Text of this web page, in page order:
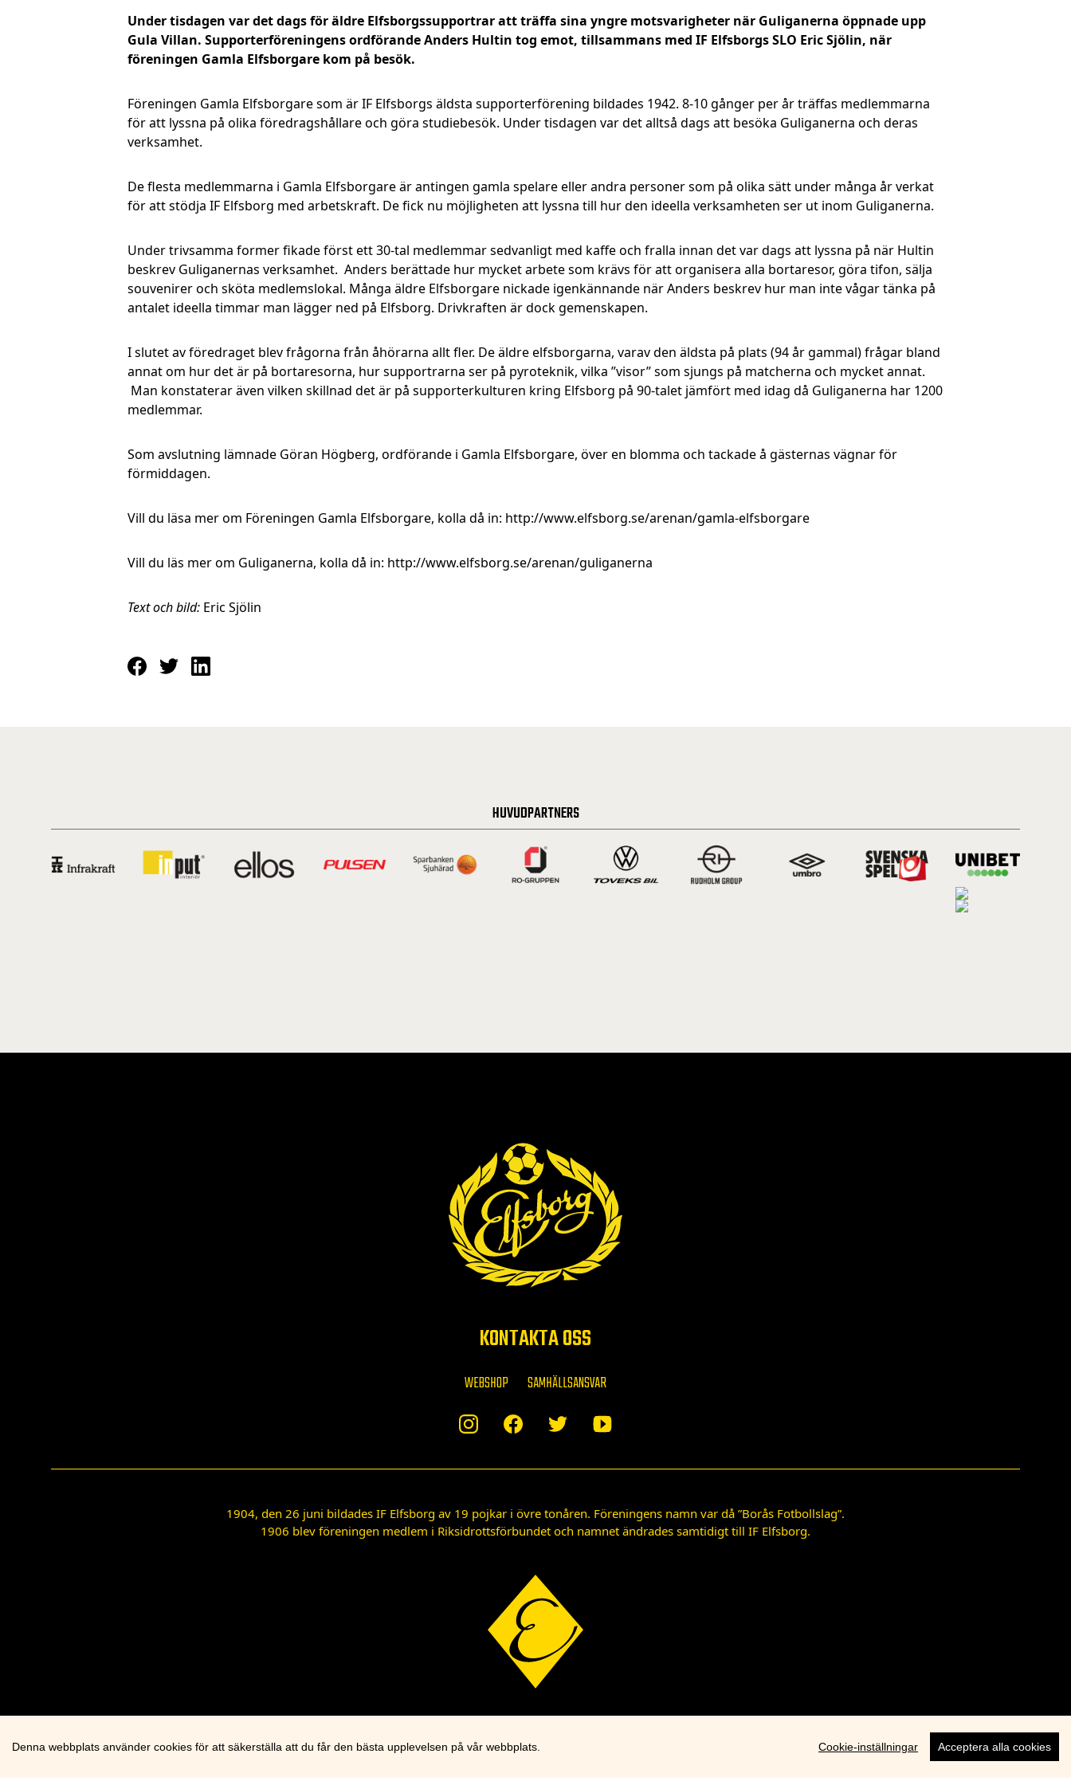
Under tisdagen var det dags för äldre Elfsborgssupportrar att träffa sina yngre motsvarigheter när Guliganerna öppnade upp
Gula Villan. Supporterföreningens ordförande Anders Hultin tog emot, tillsammans med IF Elfsborgs SLO Eric Sjölin, när
föreningen Gamla Elfsborgare kom på besök.
Föreningen Gamla Elfsborgare som är IF Elfsborgs äldsta supporterförening bildades 1942. 8-10 gånger per år träffas medlemmarna
för att lyssna på olika föredragshållare och göra studiebesök. Under tisdagen var det alltså dags att besöka Guliganerna och deras
verksamhet.
De flesta medlemmarna i Gamla Elfsborgare är antingen gamla spelare eller andra personer som på olika sätt under många år verkat
för att stödja IF Elfsborg med arbetskraft. De fick nu möjligheten att lyssna till hur den ideella verksamheten ser ut inom Guliganerna.
Under trivsamma former fikade först ett 30-tal medlemmar sedvanligt med kaffe och fralla innan det var dags att lyssna på när Hultin
beskrev Guliganernas verksamhet. Anders berättade hur mycket arbete som krävs för att organisera alla bortaresor, göra tifon, sälja
souvenirer och sköta medlemslokal. Många äldre Elfsborgare nickade igenkännande när Anders beskrev hur man inte vågar tänka på
antalet ideella timmar man lägger ned på Elfsborg. Drivkraften är dock gemenskapen.
I slutet av föredraget blev frågorna från åhörarna allt fler. De äldre elfsborgarna, varav den äldsta på plats (94 år gammal) frågar bland
annat om hur det är på bortaresorna, hur supportrarna ser på pyroteknik, vilka ”visor” som sjungs på matcherna och mycket annat.
Man konstaterar även vilken skillnad det är på supporterkulturen kring Elfsborg på 90-talet jämfört med idag då Guliganerna har 1200
medlemmar.
Som avslutning lämnade Göran Högberg, ordförande i Gamla Elfsborgare, över en blomma och tackade å gästernas vägnar för
förmiddagen.
Vill du läsa mer om Föreningen Gamla Elfsborgare, kolla då in: http://www.elfsborg.se/arenan/gamla-elfsborgare
Vill du läs mer om Guliganerna, kolla då in: http://www.elfsborg.se/arenan/guliganerna
Text och bild: Eric Sjölin
HUVUDPARTNERS
KONTAKTA OSS
WEBSHOP SAMHÄLLSANSVAR
1904, den 26 juni bildades IF Elfsborg av 19 pojkar i övre tonåren. Föreningens namn var då ”Borås Fotbollslag”.
1906 blev föreningen medlem i Riksidrottsförbundet och namnet ändrades samtidigt till IF Elfsborg.
Denna webbplats använder cookies för att säkerställa att du får den bästa upplevelsen på vår webbplats. Cookie-inställningar Acceptera alla cookies